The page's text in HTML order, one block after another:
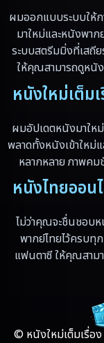
ผมออกแบบระบบให้ก
มาใหม่และหนังพาก
ระบบสตรีมมิ่งที่เสถี
ให้คุณสามารถดูหนั
หนังใหม่เต็ม
ผมอัปเดตหนังมาให
พลาดทั้งหนังเข้าให
หลากหลาย ภาพคม
หนังไทยออน
ไม่ว่าคุณจะชื่นชอบ
พากย์ไทยไว้ครบ
แฟนตาซี ให้คุณสาม
© หนังใหม่เต็มเรื่อ